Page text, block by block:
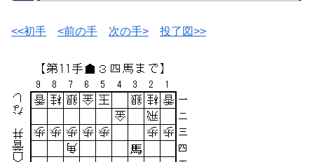
<<初手 <前の手 次の手> 投了図>>